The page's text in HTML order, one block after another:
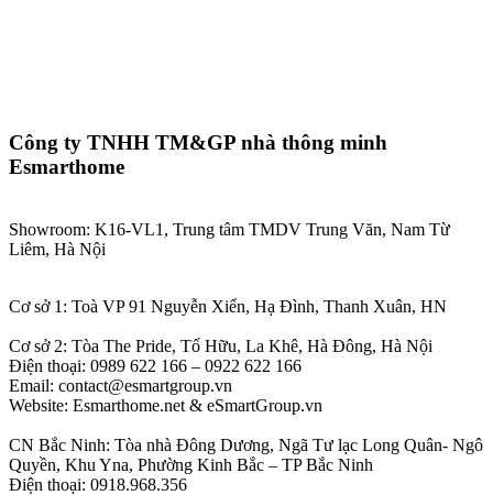
Công ty TNHH TM&GP nhà thông minh
Esmarthome
Showroom: K16-VL1, Trung tâm TMDV Trung Văn, Nam Từ
Liêm, Hà Nội
Cơ sở 1: Toà VP 91 Nguyễn Xiển, Hạ Đình, Thanh Xuân, HN
Cơ sở 2: Tòa The Pride, Tố Hữu, La Khê, Hà Đông, Hà Nội
Điện thoại: 0989 622 166 – 0922 622 166
Email: contact@esmartgroup.vn
Website: Esmarthome.net & eSmartGroup.vn
CN Bắc Ninh: Tòa nhà Đông Dương, Ngã Tư lạc Long Quân- Ngô
Quyền, Khu Yna, Phường Kinh Bắc – TP Bắc Ninh
Điện thoại: 0918.968.356